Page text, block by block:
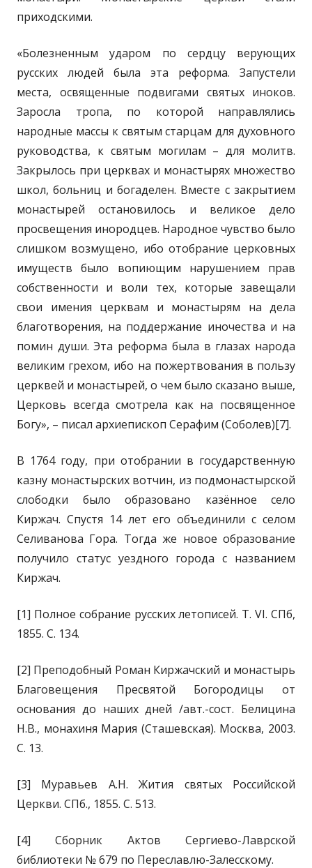
приходскими.
«Болезненным ударом по сердцу верующих
русских людей была эта реформа. Запустели
места, освященные подвигами святых иноков.
Заросла тропа, по которой направлялись
народные массы к святым старцам для духовного
руководства, к святым могилам – для молитв.
Закрылось при церквах и монастырях множество
школ, больниц и богаделен. Вместе с закрытием
монастырей остановилось и великое дело
просвещения инородцев. Народное чувство было
слишком возмущено, ибо отобрание церковных
имуществ было вопиющим нарушением прав
собственности и воли тех, которые завещали
свои имения церквам и монастырям на дела
благотворения, на поддержание иночества и на
помин души. Эта реформа была в глазах народа
великим грехом, ибо на пожертвования в пользу
церквей и монастырей, о чем было сказано выше,
Церковь всегда смотрела как на посвященное
Богу», – писал архиепископ Серафим (Соболев)[7].
В 1764 году, при отобрании в государственную
казну монастырских вотчин, из подмонастырской
слободки было образовано казённое село
Киржач. Спустя 14 лет его объединили с селом
Селиванова Гора. Тогда же новое образование
получило статус уездного города с названием
Киржач.
[1] Полное собрание русских летописей. Т. VI. СПб,
1855. С. 134.
[2] Преподобный Роман Киржачский и монастырь
Благовещения Пресвятой Богородицы от
основания до наших дней /авт.-сост. Белицина
Н.В., монахиня Мария (Сташевская). Москва, 2003.
С. 13.
[3] Муравьев А.Н. Жития святых Российской
Церкви. СПб., 1855. С. 513.
[4] Сборник Актов Сергиево-Лаврской
библиотеки № 679 по Переславлю-Залесскому.